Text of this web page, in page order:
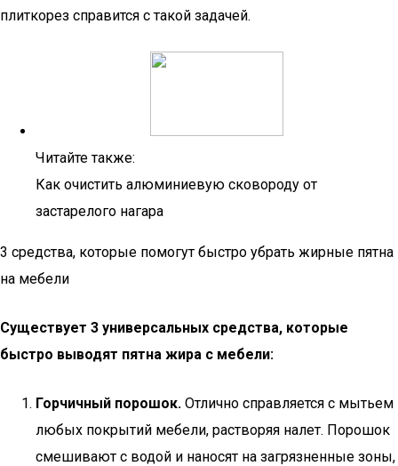
плиткорез справится с такой задачей.
Читайте также:
Как очистить алюминиевую сковороду от
застарелого нагара
3 средства, которые помогут быстро убрать жирные пятна
на мебели
Существует 3 универсальных средства, которые
быстро выводят пятна жира с мебели:
Горчичный порошок. Отлично справляется с мытьем
любых покрытий мебели, растворяя налет. Порошок
смешивают с водой и наносят на загрязненные зоны,